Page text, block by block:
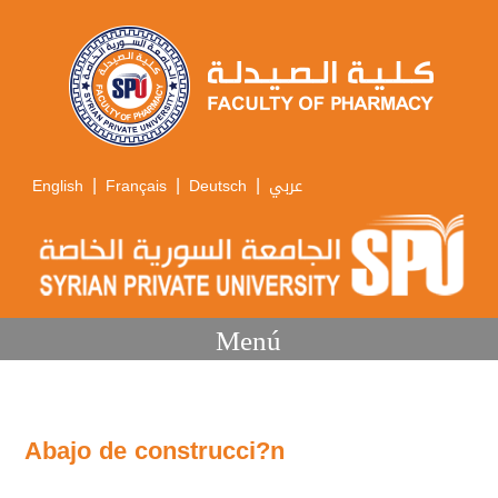
English | Français | Deutsch | عربي
Menú
Abajo de construcci?n